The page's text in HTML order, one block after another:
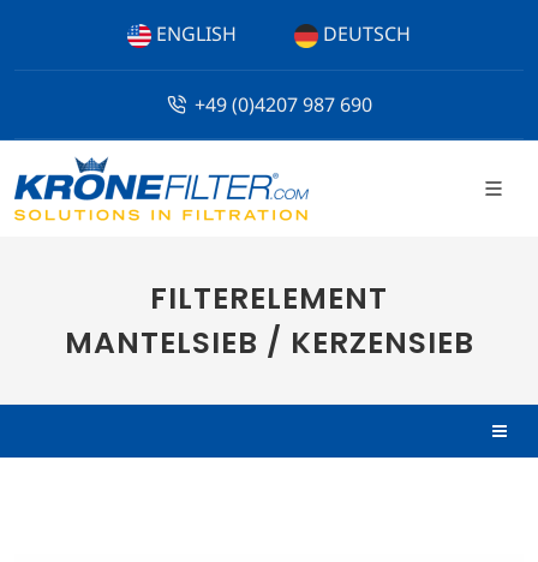
ENGLISH DEUTSCH
+49 (0)4207 987 690
FILTERELEMENT
MANTELSIEB / KERZENSIEB